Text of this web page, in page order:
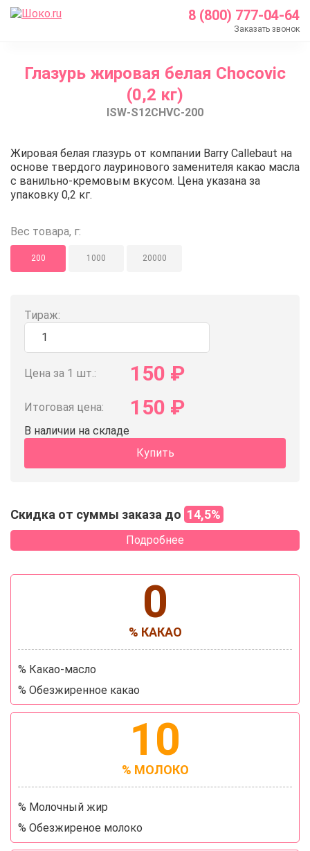
8 (800) 777-04-64
Заказать звонок
Каталог
Шоколад Barry Callebaut
Глазурь и покрытия
Глазурь жировая белая Chocovic
(0,2 кг)
ISW-S12CHVC-200
Глазурь жировая белая
Жировая белая глазурь от компании Barry Callebaut на
основе твердого лауринового заменителя какао масла
с ванильно-кремовым вкусом. Цена указана за
упаковку 0,2 кг.
Вес товара, г:
200 1000 20000
Тираж:
Цена за 1 шт.: 150 ₽
Итоговая цена: 150 ₽
В наличии на складе
Купить
Скидка от суммы заказа до 14,5%
Подробнее
0
% КАКАО
% Какао-масло
% Обезжиренное какао
10
% МОЛОКО
% Молочный жир
% Обезжиреное молоко